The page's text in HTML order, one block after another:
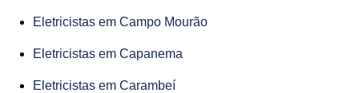
Eletricistas em Campo Mourão
Eletricistas em Capanema
Eletricistas em Carambeí